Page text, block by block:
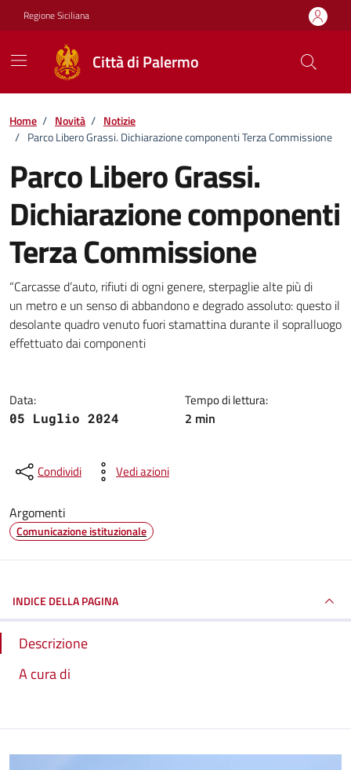
Vai ai contenuti
Vai al footer
Regione Siciliana
Città di Palermo
Home / Novità / Notizie
/ Parco Libero Grassi. Dichiarazione componenti Terza Commissione
Parco Libero Grassi.
Dichiarazione componenti
Terza Commissione
Dettagli della notizia
“Carcasse d’auto, rifiuti di ogni genere, sterpaglie alte più di
un metro e un senso di abbandono e degrado assoluto: questo il
desolante quadro venuto fuori stamattina durante il sopralluogo
effettuato dai componenti
Data:
05 Luglio 2024
Tempo di lettura:
2 min
Condividi Vedi azioni
Argomenti
Comunicazione istituzionale
INDICE DELLA PAGINA
Descrizione
A cura di